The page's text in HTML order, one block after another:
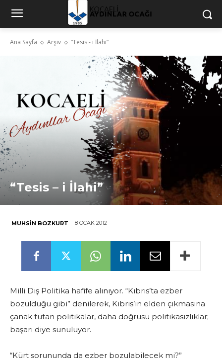
Ana Sayfa Arşiv “Tesis - i İlahi”
“Tesis – i İlahi”
MUHSIN BOZKURT 8 OCAK 2012
Milli Dış Politika hafife alınıyor. “Kıbrıs’ta ezber
bozulduğu gibi” denilerek, Kıbrıs’ın elden çıkmasına
çanak tutan politikalar, daha doğrusu politikasızlıklar;
başarı diye sunuluyor.
“Kürt sorununda da ezber bozulabilecek mi?”